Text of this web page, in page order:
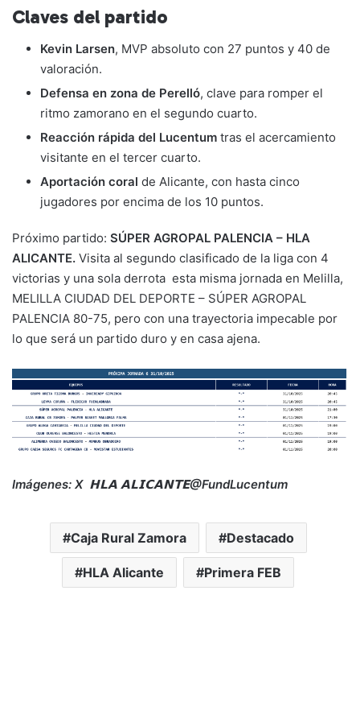
Claves del partido
Kevin Larsen, MVP absoluto con 27 puntos y 40 de
valoración.
Defensa en zona de Perelló, clave para romper el
ritmo zamorano en el segundo cuarto.
Reacción rápida del Lucentum tras el acercamiento
visitante en el tercer cuarto.
Aportación coral de Alicante, con hasta cinco
jugadores por encima de los 10 puntos.
Próximo partido: SÚPER AGROPAL PALENCIA – HLA
ALICANTE. Visita al segundo clasificado de la liga con 4
victorias y una sola derrota esta misma jornada en Melilla,
MELILLA CIUDAD DEL DEPORTE – SÚPER AGROPAL
PALENCIA 80-75, pero con una trayectoria impecable por
lo que será un partido duro y en casa ajena.
Imágenes: X 𝗛𝗟𝗔 𝗔𝗟𝗜𝗖𝗔𝗡𝗧𝗘@FundLucentum
Caja Rural Zamora Destacado
HLA Alicante Primera FEB